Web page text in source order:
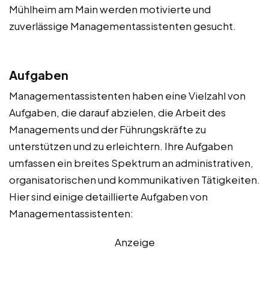
Mühlheim am Main werden motivierte und
zuverlässige Managementassistenten gesucht.
Aufgaben
Managementassistenten haben eine Vielzahl von
Aufgaben, die darauf abzielen, die Arbeit des
Managements und der Führungskräfte zu
unterstützen und zu erleichtern. Ihre Aufgaben
umfassen ein breites Spektrum an administrativen,
organisatorischen und kommunikativen Tätigkeiten.
Hier sind einige detaillierte Aufgaben von
Managementassistenten:
Anzeige